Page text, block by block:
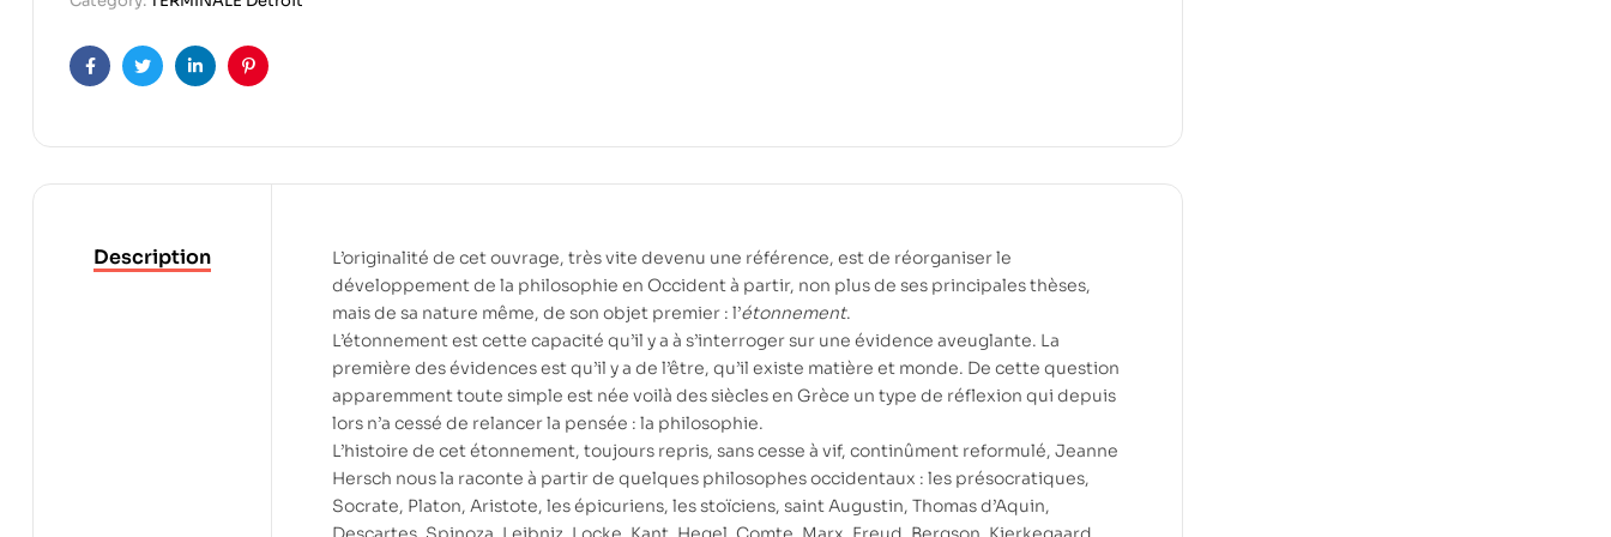
FacebookTwitterLinkedinPinterest
Description
L’originalité de cet ouvrage, très vite devenu une référence, est de réorganiser le
développement de la philosophie en Occident à partir, non plus de ses principales thèses,
mais de sa nature même, de son objet premier : l’étonnement.
L’étonnement est cette capacité qu’il y a à s’interroger sur une évidence aveuglante. La
première des évidences est qu’il y a de l’être, qu’il existe matière et monde. De cette question
apparemment toute simple est née voilà des siècles en Grèce un type de réflexion qui depuis
lors n’a cessé de relancer la pensée : la philosophie.
L’histoire de cet étonnement, toujours repris, sans cesse à vif, continûment reformulé, Jeanne
Hersch nous la raconte à partir de quelques philosophes occidentaux : les présocratiques,
Socrate, Platon, Aristote, les épicuriens, les stoïciens, saint Augustin, Thomas d’Aquin,